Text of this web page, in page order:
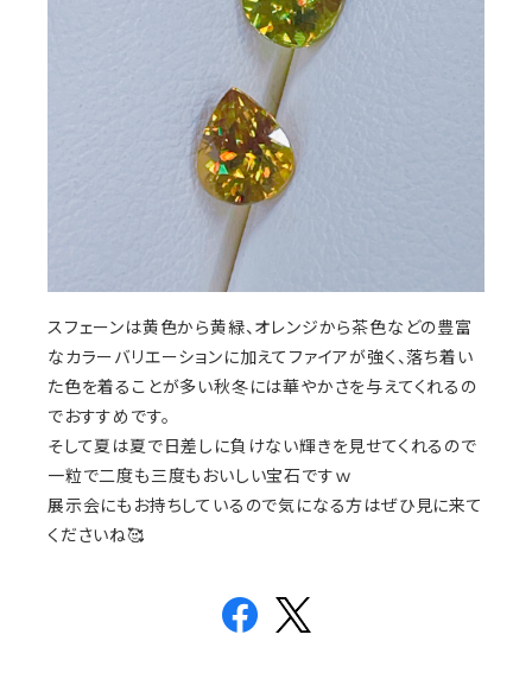
スフェーンは黄色から黄緑、オレンジから茶色などの豊富
なカラーバリエーションに加えてファイアが強く、落ち着い
た色を着ることが多い秋冬には華やかさを与えてくれるの
でおすすめです。
そして夏は夏で日差しに負けない輝きを見せてくれるので
一粒で二度も三度もおいしい宝石ですｗ
展示会にもお持ちしているので気になる方はぜひ見に来て
くださいね🥰